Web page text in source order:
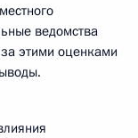
ведомства
этими оценками